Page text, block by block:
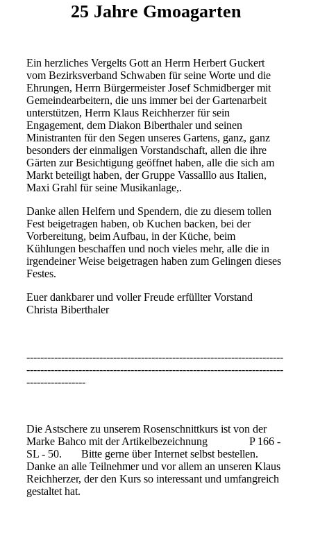
25 Jahre Gmoagarten
Ein herzliches Vergelts Gott an Herrn Herbert Guckert
vom Bezirksverband Schwaben für seine Worte und die
Ehrungen, Herrn Bürgermeister Josef Schmidberger mit
Gemeindearbeitern, die uns immer bei der Gartenarbeit
unterstützen, Herrn Klaus Reichherzer für sein
Engagement, dem Diakon Biberthaler und seinen
Ministranten für den Segen unseres Gartens, ganz, ganz
besonders der einmaligen Vorstandschaft, allen die ihre
Gärten zur Besichtigung geöffnet haben, alle die sich am
Markt beteiligt haben, der Gruppe Vassalllo aus Italien,
Maxi Grahl für seine Musikanlage,.
Danke allen Helfern und Spendern, die zu diesem tollen
Fest beigetragen haben, ob Kuchen backen, bei der
Vorbereitung, beim Aufbau, in der Küche, beim
Kühlungen beschaffen und noch vieles mehr, alle die in
irgendeiner Weise beigetragen haben zum Gelingen dieses
Festes.
Euer dankbarer und voller Freude erfüllter Vorstand
Christa Biberthaler
--------------------------------------------------------------------------
--------------------------------------------------------------------------
-----------------
Die Astschere zu unserem Rosenschnittkurs ist von der
Marke Bahco mit der Artikelbezeichnung P 166 -
SL - 50. Bitte gerne über Internet selbst bestellen.
Danke an alle Teilnehmer und vor allem an unseren Klaus
Reichherzer, der den Kurs so interessant und umfangreich
gestaltet hat.